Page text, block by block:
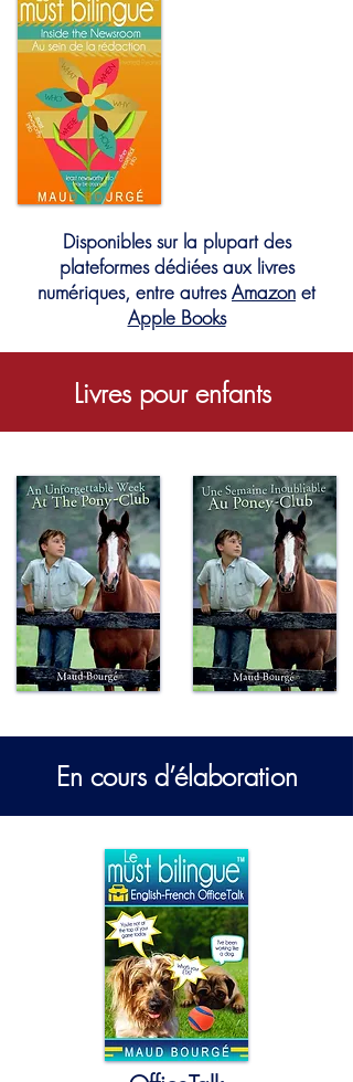
Disponibles sur la plupart des
plateformes dédiées aux livres
numériques, entre autresAmazon et
Apple Books
Livres pour enfants
En cours d’élaboration